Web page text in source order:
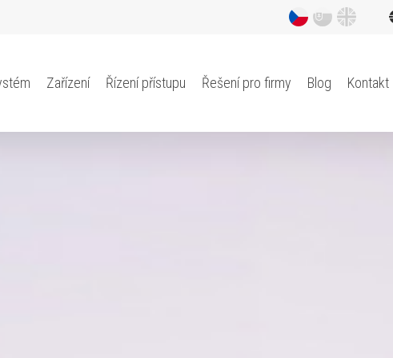
Zařízení Řízení přístupu Řešení pro firmy Blog Kontakt